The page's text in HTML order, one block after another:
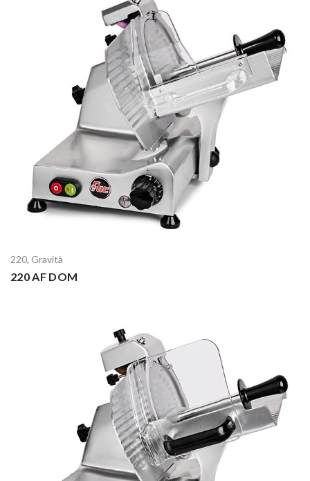
220, Gravità
220 AF DOM